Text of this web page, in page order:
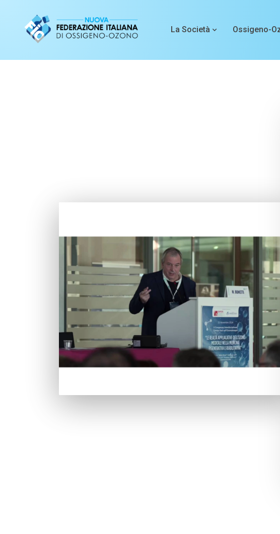
La Società Ossigeno-